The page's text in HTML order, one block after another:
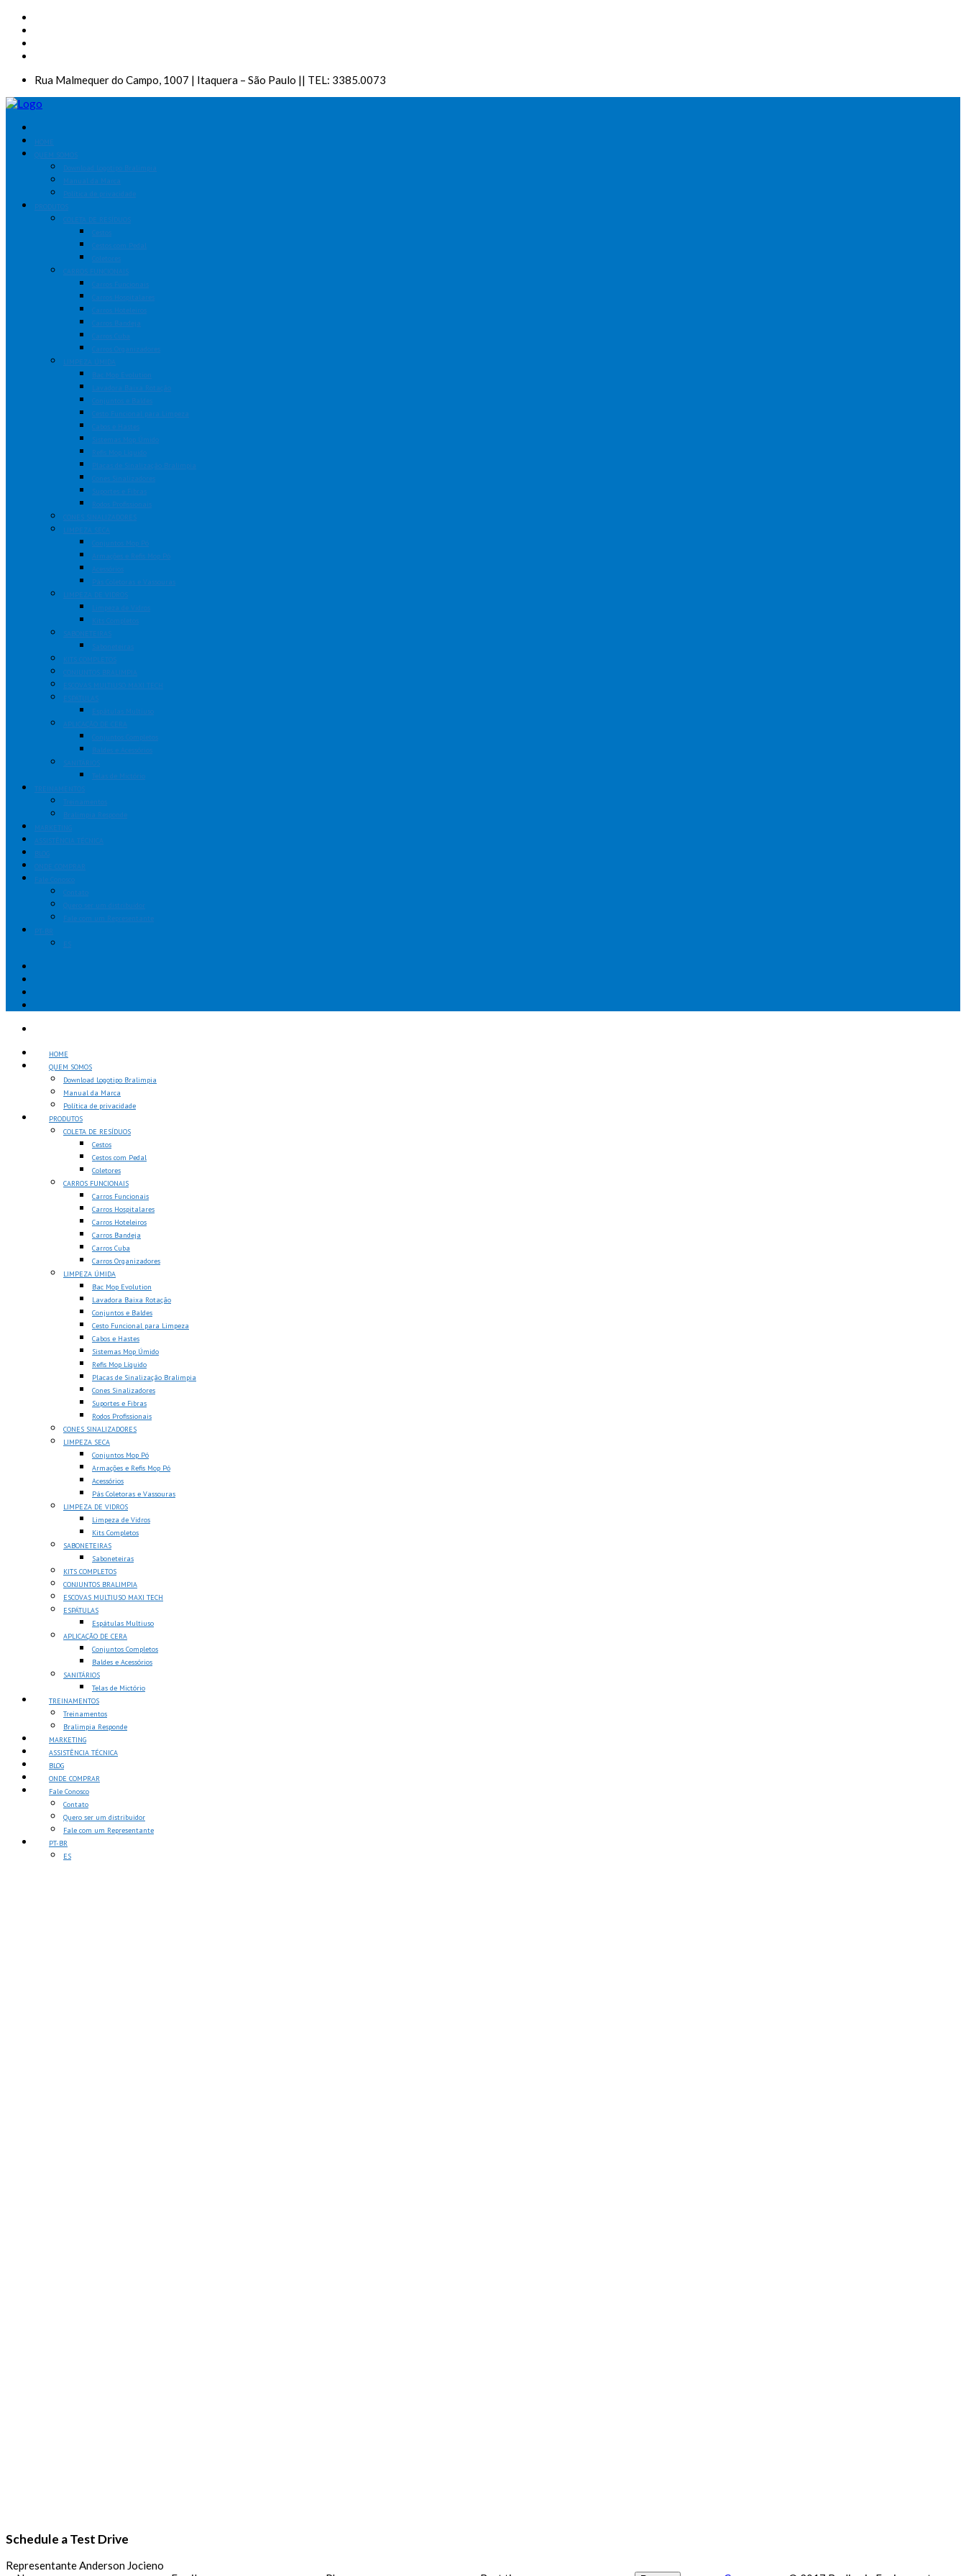
Rua Malmequer do Campo, 1007 | Itaquera – São Paulo || TEL: 3385.0073
HOME
QUEM SOMOS
Download Logotipo Bralimpia
Manual da Marca
Política de privacidade
PRODUTOS
COLETA DE RESÍDUOS
Cestos
Cestos com Pedal
Coletores
CARROS FUNCIONAIS
Carros Funcionais
Carros Hospitalares
Carros Hoteleiros
Carros Bandeja
Carros Cuba
Carros Organizadores
LIMPEZA ÚMIDA
Bac Mop Evolution
Lavadora Baixa Rotação
Conjuntos e Baldes
Cesto Funcional para Limpeza
Cabos e Hastes
Sistemas Mop Úmido
Refis Mop Líquido
Placas de Sinalização Bralimpia
Cones Sinalizadores
Suportes e Fibras
Rodos Profissionais
CONES SINALIZADORES
LIMPEZA SECA
Conjuntos Mop Pó
Armações e Refis Mop Pó
Acessórios
Pás Coletoras e Vassouras
LIMPEZA DE VIDROS
Limpeza de Vidros
Kits Completos
SABONETEIRAS
Saboneteiras
KITS COMPLETOS
CONJUNTOS BRALIMPIA
ESCOVAS MULTIUSO MAXI TECH
ESPÁTULAS
Espátulas Multiuso
APLICAÇÃO DE CERA
Conjuntos Completos
Baldes e Acessórios
SANITÁRIOS
Telas de Mictório
TREINAMENTOS
Treinamentos
Bralimpia Responde
MARKETING
ASSISTÊNCIA TÉCNICA
BLOG
ONDE COMPRAR
Fale Conosco
Contato
Quero ser um distribuidor
Fale com um Representante
PT-BR
ES
HOME
QUEM SOMOS
Download Logotipo Bralimpia
Manual da Marca
Política de privacidade
PRODUTOS
COLETA DE RESÍDUOS
Cestos
Cestos com Pedal
Coletores
CARROS FUNCIONAIS
Carros Funcionais
Carros Hospitalares
Carros Hoteleiros
Carros Bandeja
Carros Cuba
Carros Organizadores
LIMPEZA ÚMIDA
Bac Mop Evolution
Lavadora Baixa Rotação
Conjuntos e Baldes
Cesto Funcional para Limpeza
Cabos e Hastes
Sistemas Mop Úmido
Refis Mop Líquido
Placas de Sinalização Bralimpia
Cones Sinalizadores
Suportes e Fibras
Rodos Profissionais
CONES SINALIZADORES
LIMPEZA SECA
Conjuntos Mop Pó
Armações e Refis Mop Pó
Acessórios
Pás Coletoras e Vassouras
LIMPEZA DE VIDROS
Limpeza de Vidros
Kits Completos
SABONETEIRAS
Saboneteiras
KITS COMPLETOS
CONJUNTOS BRALIMPIA
ESCOVAS MULTIUSO MAXI TECH
ESPÁTULAS
Espátulas Multiuso
APLICAÇÃO DE CERA
Conjuntos Completos
Baldes e Acessórios
SANITÁRIOS
Telas de Mictório
TREINAMENTOS
Treinamentos
Bralimpia Responde
MARKETING
ASSISTÊNCIA TÉCNICA
BLOG
ONDE COMPRAR
Fale Conosco
Contato
Quero ser um distribuidor
Fale com um Representante
PT-BR
ES
Schedule a Test Drive
Representante Anderson Jocieno